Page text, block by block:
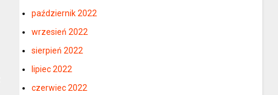
październik 2022
wrzesień 2022
sierpień 2022
lipiec 2022
czerwiec 2022